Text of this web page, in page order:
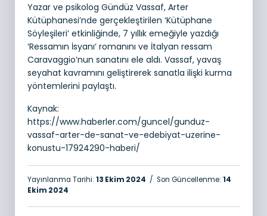
Yazar ve psikolog Gündüz Vassaf, Arter
Kütüphanesi’nde gerçekleştirilen ‘Kütüphane
Söyleşileri’ etkinliğinde, 7 yıllık emeğiyle yazdığı
‘Ressamın İsyanı’ romanını ve İtalyan ressam
Caravaggio’nun sanatını ele aldı. Vassaf, yavaş
seyahat kavramını geliştirerek sanatla ilişki kurma
yöntemlerini paylaştı.
Kaynak:
https://www.haberler.com/guncel/gunduz-
vassaf-arter-de-sanat-ve-edebiyat-uzerine-
konustu-17924290-haberi/
Yayınlanma Tarihi: 13 Ekim 2024 / Son Güncellenme: 14
Ekim 2024